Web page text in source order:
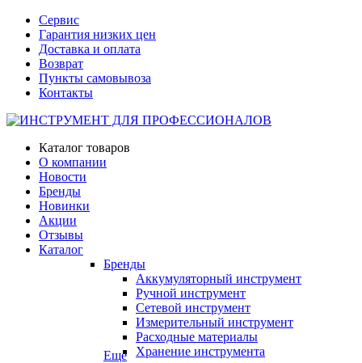
Сервис
Гарантия низких цен
Доставка и оплата
Возврат
Пункты самовывоза
Контакты
Каталог товаров
О компании
Новости
Бренды
Новинки
Акции
Отзывы
Каталог
Бренды
Аккумуляторный инструмент
Ручной инструмент
Сетевой инструмент
Измерительный инструмент
Расходные материалы
Хранение инструмента
Еще